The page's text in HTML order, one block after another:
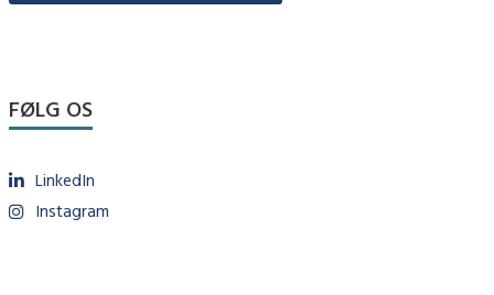
FØLG OS
LinkedIn
Instagram